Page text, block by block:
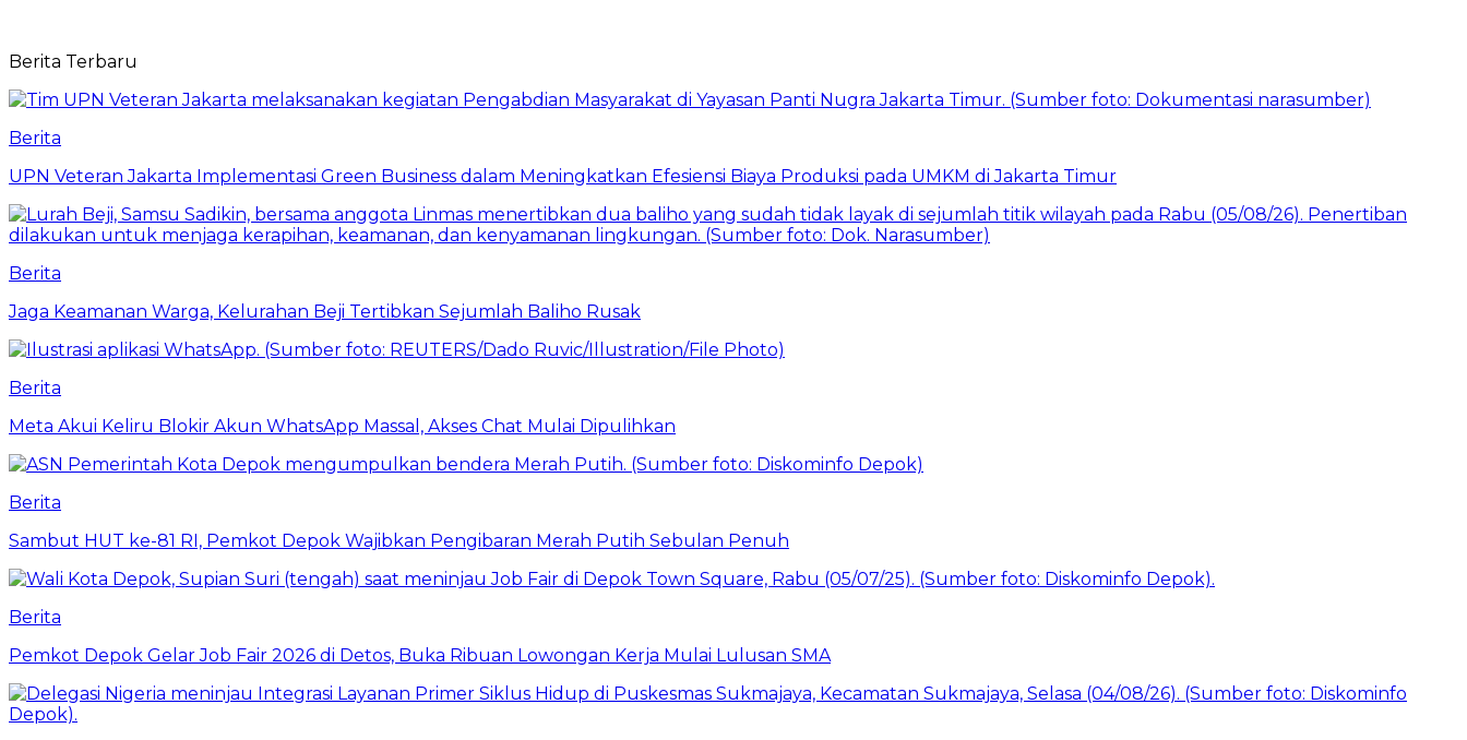
Berita Terbaru
Berita
UPN Veteran Jakarta Implementasi Green Business dalam Meningkatkan Efesiensi Biaya Produksi pada UMKM di Jakarta Timur
Berita
Jaga Keamanan Warga, Kelurahan Beji Tertibkan Sejumlah Baliho Rusak
Berita
Meta Akui Keliru Blokir Akun WhatsApp Massal, Akses Chat Mulai Dipulihkan
Berita
Sambut HUT ke-81 RI, Pemkot Depok Wajibkan Pengibaran Merah Putih Sebulan Penuh
Berita
Pemkot Depok Gelar Job Fair 2026 di Detos, Buka Ribuan Lowongan Kerja Mulai Lulusan SMA